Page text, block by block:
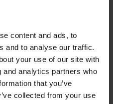
content and ads, to
and to analyse our traffic.
your use of our site with
analytics partners who
that you’ve
collected from your use
alle auto moderne una
anche facilmente
graffi, corrosione e
di veicoli pensano che le
sostituite, ma nella